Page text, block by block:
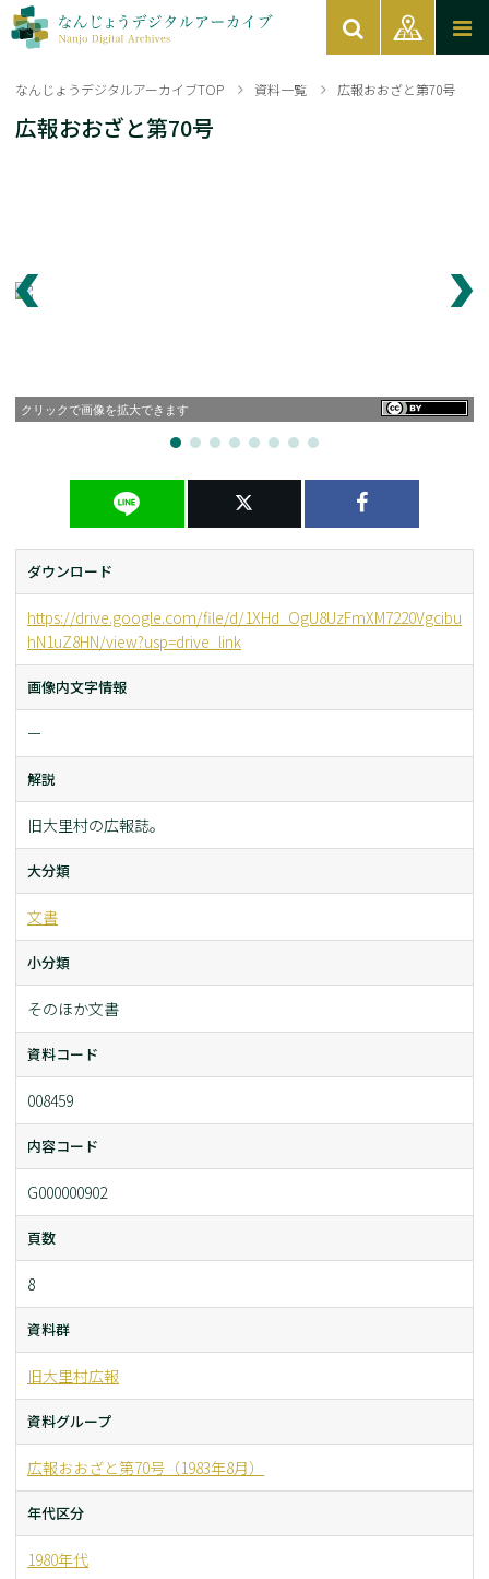
なんじょうデジタルアーカイブTOP 資料一覧 広報おおざと第70号
広報おおざと第70号
クリックで画像を拡大できます
ダウンロード
https://drive.google.com/file/d/1XHd_OgU8UzFmXM7220Vgcibu
hN1uZ8HN/view?usp=drive_link
画像内文字情報
ー
解説
旧大里村の広報誌。
大分類
文書
小分類
そのほか文書
資料コード
008459
内容コード
G000000902
頁数
8
資料群
旧大里村広報
資料グループ
広報おおざと第70号（1983年8月）
年代区分
1980年代